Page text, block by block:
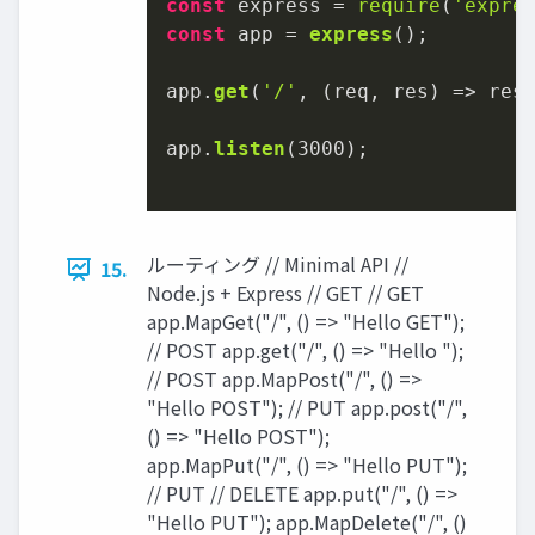
const express = require (
const app = express ();
app. get ( '/' , ( req, res ) => res.
app. listen ( 3000 );
15.
ルーティング // Minimal API //
Node.js + Express // GET // GET
app.MapGet("/", () => "Hello GET");
// POST app.get("/", () => "Hello ");
// POST app.MapPost("/", () =>
"Hello POST"); // PUT app.post("/",
() => "Hello POST");
app.MapPut("/", () => "Hello PUT");
// PUT // DELETE app.put("/", () =>
"Hello PUT"); app.MapDelete("/", ()